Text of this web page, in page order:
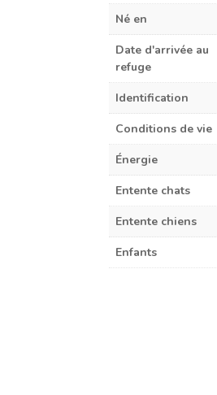
Né en
Date d'arrivée au
refuge
Identification
Conditions de vie
Énergie
Entente chats
Entente chiens
Enfants